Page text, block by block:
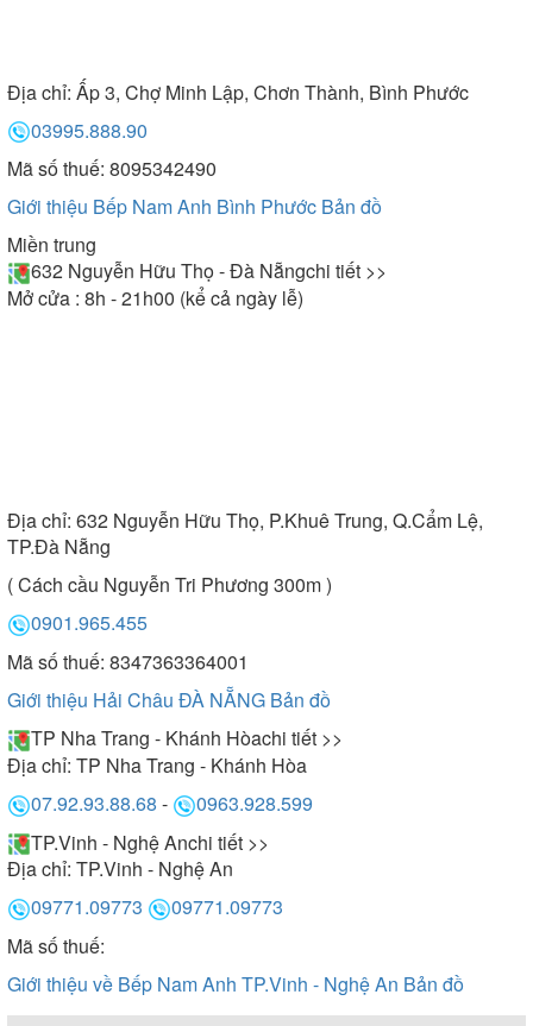
Địa chỉ: Ấp 3, Chợ Minh Lập, Chơn Thành, Bình Phước
03995.888.90
Mã số thuế: 8095342490
Giới thiệu Bếp Nam Anh Bình Phước Bản đồ
Miền trung
632 Nguyễn Hữu Thọ - Đà Nẵngchi tiết >>
Mở cửa : 8h - 21h00 (kể cả ngày lễ)
Địa chỉ: 632 Nguyễn Hữu Thọ, P.Khuê Trung, Q.Cẩm Lệ,
TP.Đà Nẵng
( Cách cầu Nguyễn Tri Phương 300m )
0901.965.455
Mã số thuế: 8347363364001
Giới thiệu Hải Châu ĐÀ NẴNG Bản đồ
TP Nha Trang - Khánh Hòachi tiết >>
Địa chỉ: TP Nha Trang - Khánh Hòa
07.92.93.88.68 -
0963.928.599
TP.Vinh - Nghệ Anchi tiết >>
Địa chỉ: TP.Vinh - Nghệ An
09771.09773
09771.09773
Mã số thuế:
Giới thiệu về Bếp Nam Anh TP.Vinh - Nghệ An Bản đồ